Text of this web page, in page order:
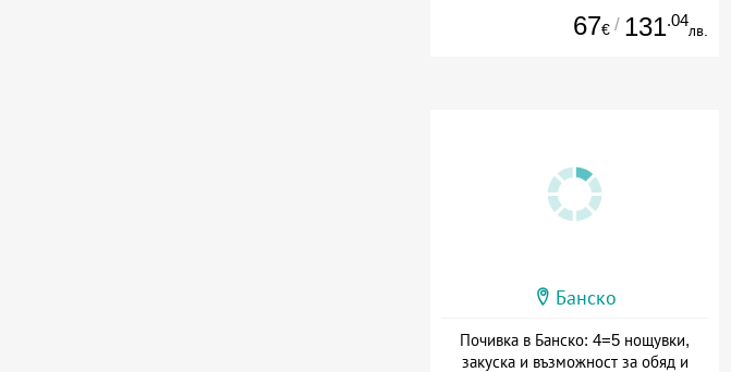
67€ / 131.04
лв.
Банско
Почивка в Банско: 4=5 нощувки,
закуска и възможност за обяд и